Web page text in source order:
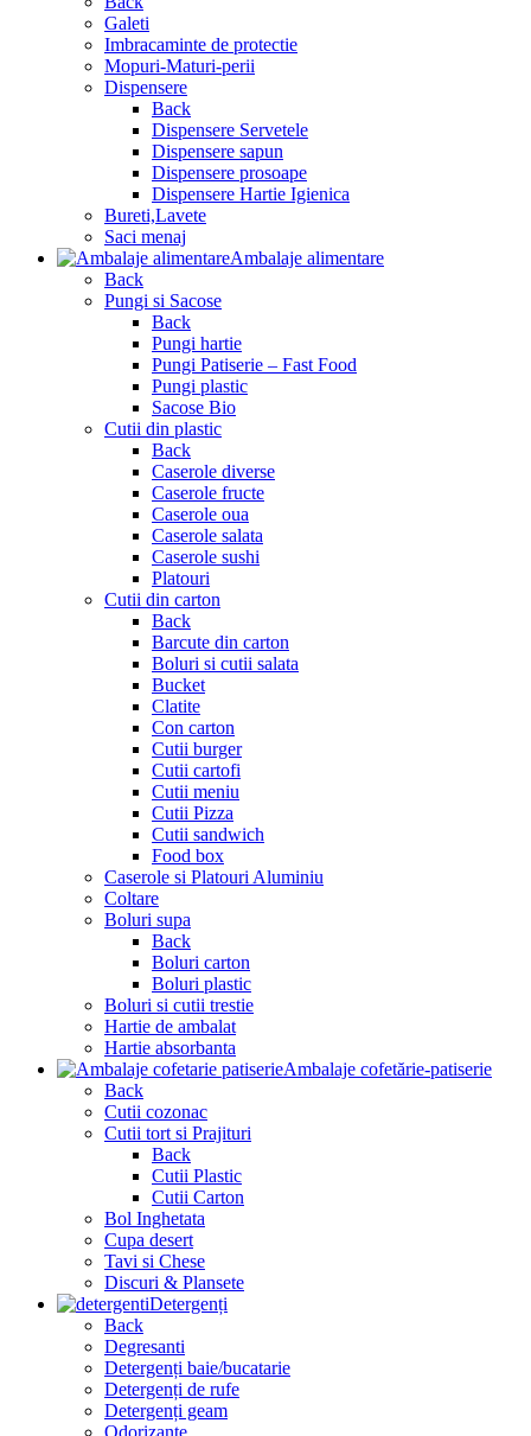
Galeti
Imbracaminte de protectie
Mopuri-Maturi-perii
Dispensere
Back
Dispensere Servetele
Dispensere sapun
Dispensere prosoape
Dispensere Hartie Igienica
Bureti,Lavete
Saci menaj
Ambalaje alimentare
Back
Pungi si Sacose
Back
Pungi hartie
Pungi Patiserie – Fast Food
Pungi plastic
Sacose Bio
Cutii din plastic
Back
Caserole diverse
Caserole fructe
Caserole oua
Caserole salata
Caserole sushi
Platouri
Cutii din carton
Back
Barcute din carton
Boluri si cutii salata
Bucket
Clatite
Con carton
Cutii burger
Cutii cartofi
Cutii meniu
Cutii Pizza
Cutii sandwich
Food box
Caserole si Platouri Aluminiu
Coltare
Boluri supa
Back
Boluri carton
Boluri plastic
Boluri si cutii trestie
Hartie de ambalat
Hartie absorbanta
Ambalaje cofetărie-patiserie
Back
Cutii cozonac
Cutii tort si Prajituri
Back
Cutii Plastic
Cutii Carton
Bol Inghetata
Cupa desert
Tavi si Chese
Discuri & Plansete
Detergenți
Back
Degresanti
Detergenți baie/bucatarie
Detergenți de rufe
Detergenți geam